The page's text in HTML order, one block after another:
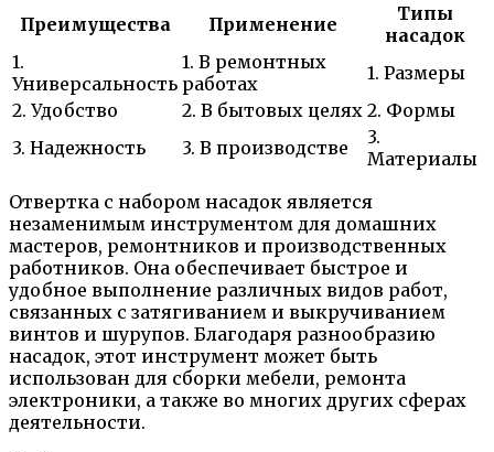
Преимущества Применение
Типы
насадок
1.
Универсальность
1. В ремонтных
работах
1. Размеры
2. Удобство
2. В бытовых целях 2. Формы
3. Надежность
3. В производстве
3.
Материалы
Отвертка с набором насадок является
незаменимым инструментом для домашних
мастеров, ремонтников и производственных
работников. Она обеспечивает быстрое и
удобное выполнение различных видов работ,
связанных с затягиванием и выкручиванием
винтов и шурупов. Благодаря разнообразию
насадок, этот инструмент может быть
использован для сборки мебели, ремонта
электроники, а также во многих других сферах
деятельности.